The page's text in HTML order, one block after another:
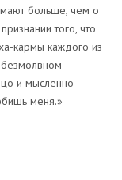
больше, чем о
того, что
кармы каждого из
безмолвном
и мысленно
меня.»